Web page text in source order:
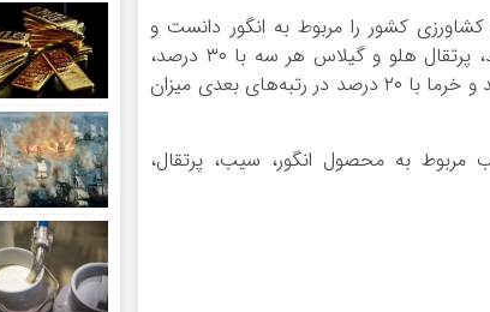
کشور را مربوط به انگور دانست و
افزود: انگور با ۳۴ درصد ضایعات در رتبه اول و پس از آن نارنگی با ۳۱ درصد، پرتقال هلو و گیلاس هر سه با ۳۰ درصد،
سیب با ۲۸ درصد، لیمو ترش و لیمو شیرین هر دو با ۲۶ درصد، انار با ۲۵ درصد و خرما با ۲۰ درصد در رتبه‌های بعدی میزان
به محصول انگور، سیب، پرتقال،